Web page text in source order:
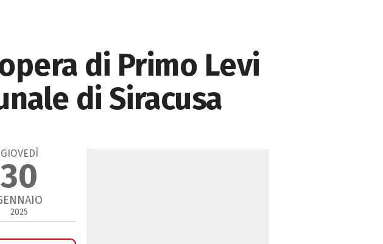
di Primo Levi
di Siracusa
GIOVEDÌ
30
2025